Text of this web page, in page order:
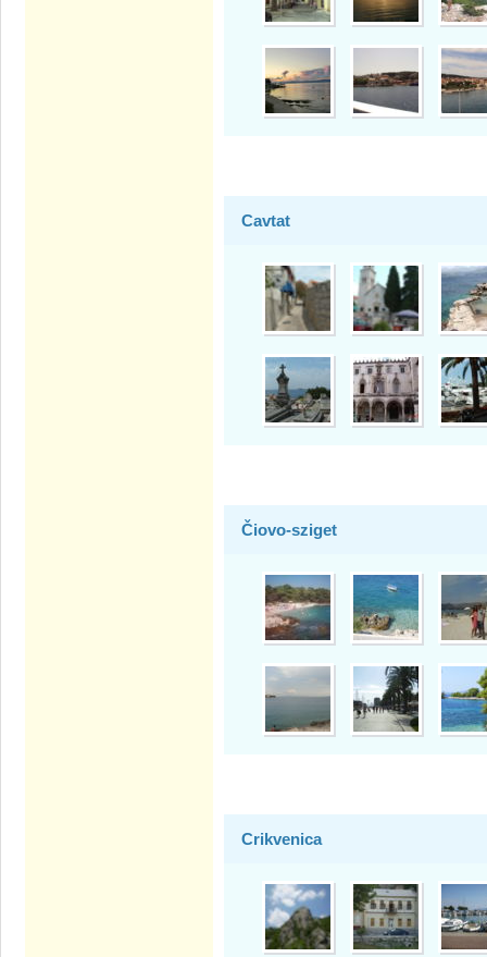
Cavtat
Čiovo-sziget
Crikvenica